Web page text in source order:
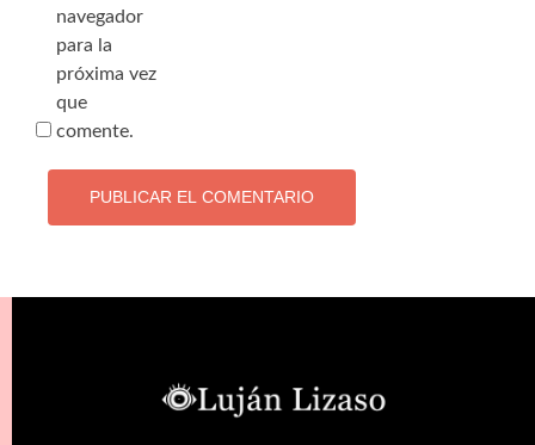
navegador
para la
próxima vez
que
comente.